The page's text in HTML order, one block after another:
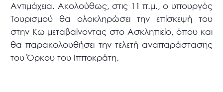
Αντιμάχεια. Ακολούθως, στις 11 π.μ., ο υπουργός
Τουρισμού θα ολοκληρώσει την επίσκεψή του
στην Κω μεταβαίνοντας στο Ασκληπιείο, όπου και
θα παρακολουθήσει την τελετή αναπαράστασης
του Όρκου του Ιπποκράτη.